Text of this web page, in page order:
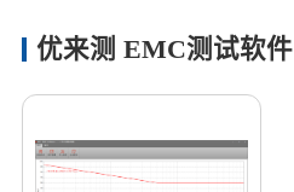
优来测 EMC测试软件